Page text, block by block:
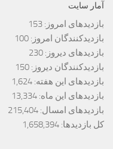
آمار سایت
بازدیدهای امروز: 153
بازدیدکنندگان امروز: 100
بازدیدهای دیروز: 230
بازدیدکنندگان دیروز: 150
بازدیدهای این هفته: 1,624
بازدیدهای این ماه: 13,334
بازدیدهای امسال: 215,404
کل بازدیدها: 1,658,394